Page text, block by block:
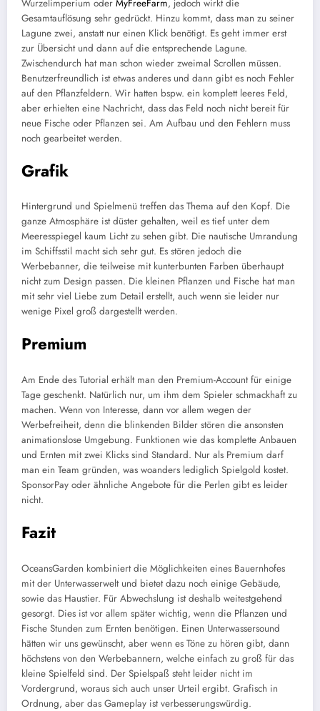
Wurzelimperium oder MyFreeFarm, jedoch wirkt die
Gesamtauflösung sehr gedrückt. Hinzu kommt, dass man zu seiner
Lagune zwei, anstatt nur einen Klick benötigt. Es geht immer erst
zur Übersicht und dann auf die entsprechende Lagune.
Zwischendurch hat man schon wieder zweimal Scrollen müssen.
Benutzerfreundlich ist etwas anderes und dann gibt es noch Fehler
auf den Pflanzfeldern. Wir hatten bspw. ein komplett leeres Feld,
aber erhielten eine Nachricht, dass das Feld noch nicht bereit für
neue Fische oder Pflanzen sei. Am Aufbau und den Fehlern muss
noch gearbeitet werden.
Grafik
Hintergrund und Spielmenü treffen das Thema auf den Kopf. Die
ganze Atmosphäre ist düster gehalten, weil es tief unter dem
Meeresspiegel kaum Licht zu sehen gibt. Die nautische Umrandung
im Schiffsstil macht sich sehr gut. Es stören jedoch die
Werbebanner, die teilweise mit kunterbunten Farben überhaupt
nicht zum Design passen. Die kleinen Pflanzen und Fische hat man
mit sehr viel Liebe zum Detail erstellt, auch wenn sie leider nur
wenige Pixel groß dargestellt werden.
Premium
Am Ende des Tutorial erhält man den Premium-Account für einige
Tage geschenkt. Natürlich nur, um ihm dem Spieler schmackhaft zu
machen. Wenn von Interesse, dann vor allem wegen der
Werbefreiheit, denn die blinkenden Bilder stören die ansonsten
animationslose Umgebung. Funktionen wie das komplette Anbauen
und Ernten mit zwei Klicks sind Standard. Nur als Premium darf
man ein Team gründen, was woanders lediglich Spielgold kostet.
SponsorPay oder ähnliche Angebote für die Perlen gibt es leider
nicht.
Fazit
OceansGarden kombiniert die Möglichkeiten eines Bauernhofes
mit der Unterwasserwelt und bietet dazu noch einige Gebäude,
sowie das Haustier. Für Abwechslung ist deshalb weitestgehend
gesorgt. Dies ist vor allem später wichtig, wenn die Pflanzen und
Fische Stunden zum Ernten benötigen. Einen Unterwassersound
hätten wir uns gewünscht, aber wenn es Töne zu hören gibt, dann
höchstens von den Werbebannern, welche einfach zu groß für das
kleine Spielfeld sind. Der Spielspaß steht leider nicht im
Vordergrund, woraus sich auch unser Urteil ergibt. Grafisch in
Ordnung, aber das Gameplay ist verbesserungswürdig.